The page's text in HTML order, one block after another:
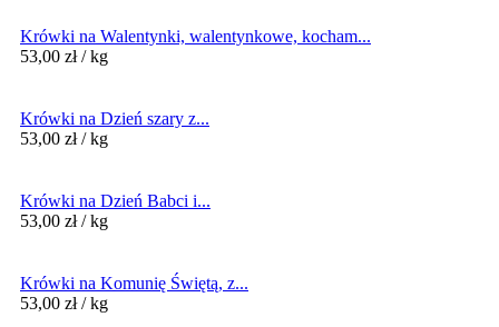
Krówki na Walentynki, walentynkowe, kocham...
53,00 zł / kg
Krówki na Dzień szary z...
53,00 zł / kg
Krówki na Dzień Babci i...
53,00 zł / kg
Krówki na Komunię Świętą, z...
53,00 zł / kg